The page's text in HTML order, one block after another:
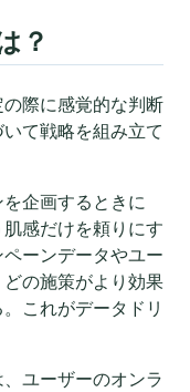
？
際に感覚的な判断
て戦略を組み立て
企画するときに
肌感だけを頼りにす
ーンデータやユー
の施策がより効果
これがデータドリ
ユーザーのオンラ